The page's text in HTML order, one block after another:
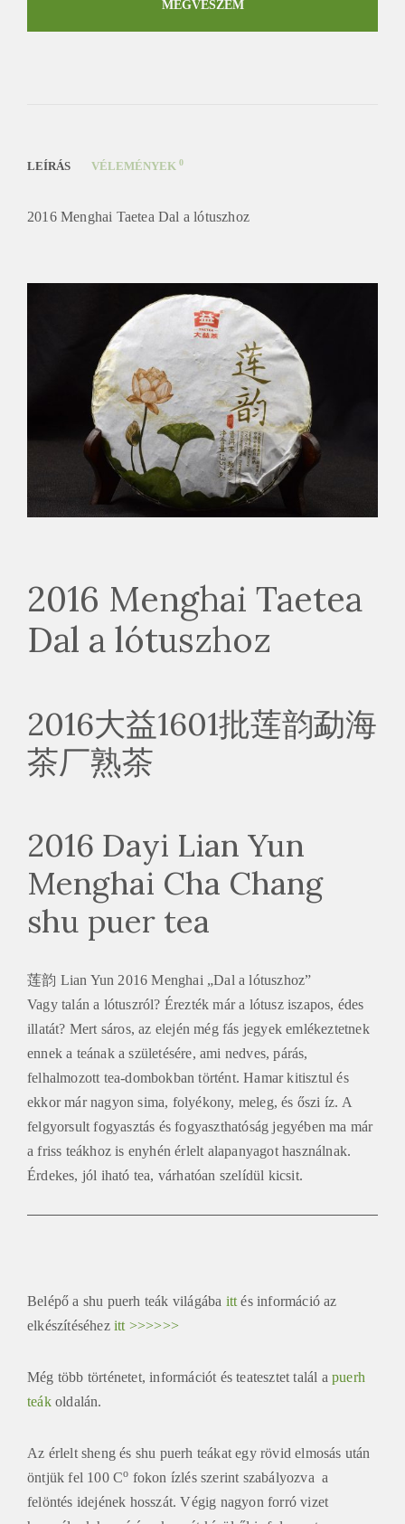
a
MEGVESZEM
LEÍRÁS VÉLEMÉNYEK 0
2016 Menghai Taetea Dal a lótuszhoz
2016 Menghai Taetea
Dal a lótuszhoz
2016大益1601批莲韵勐海
茶厂熟茶
2016 Dayi Lian Yun
Menghai Cha Chang
shu puer tea
莲韵 Lian Yun 2016 Menghai „Dal a lótuszhoz”
Vagy talán a lótuszról? Érezték már a lótusz iszapos, édes
illatát? Mert sáros, az elején még fás jegyek emlékeztetnek
ennek a teának a születésére, ami nedves, párás,
felhalmozott tea-dombokban történt. Hamar kitisztul és
ekkor már nagyon sima, folyékony, meleg, és őszi íz. A
felgyorsult fogyasztás és fogyaszthatóság jegyében ma már
a friss teákhoz is enyhén érlelt alapanyagot használnak.
Érdekes, jól iható tea, várhatóan szelídül kicsit.
Belépő a shu puerh teák világába ittés információ az
elkészítéséhez itt >>>>>>
Még több történetet, információt és teatesztet talál apuerh
teákoldalán.
Az érlelt sheng és shu puerh teákat egy rövid elmosás után
öntjük fel 100 Co fokon ízlés szerint szabályozva a
felöntés idejének hosszát. Végig nagyon forró vizet